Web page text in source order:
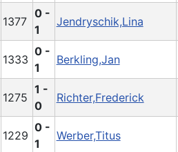
1377
0 -
1
Jendryschik,Lina
1333
0 -
1
Berkling,Jan
1275
1 -
0
Richter,Frederick
1229
0 -
1
Werber,Titus